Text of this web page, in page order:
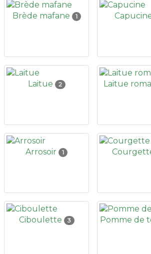
Brède mafane 1
Laitue 2 Laitue
Arrosoir 1
Ciboulette 3 Pomme de